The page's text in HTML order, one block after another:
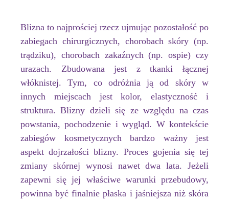
Blizna to najprościej rzecz ujmując pozostałość po
zabiegach chirurgicznych, chorobach skóry (np.
trądziku), chorobach zakaźnych (np. ospie) czy
urazach. Zbudowana jest z tkanki łącznej
włóknistej. Tym, co odróżnia ją od skóry w
innych miejscach jest kolor, elastyczność i
struktura. Blizny dzieli się ze względu na czas
powstania, pochodzenie i wygląd. W kontekście
zabiegów kosmetycznych bardzo ważny jest
aspekt dojrzałości blizny. Proces gojenia się tej
zmiany skórnej wynosi nawet dwa lata. Jeżeli
zapewni się jej właściwe warunki przebudowy,
powinna być finalnie płaska i jaśniejsza niż skóra